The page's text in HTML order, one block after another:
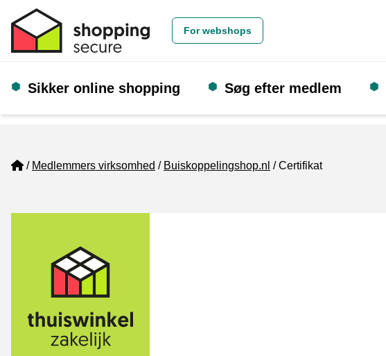
For webshops
Sikker online shopping Søg efter medlem
Home
Medlemmers virksomhed Buiskoppelingshop.nl Certifikat